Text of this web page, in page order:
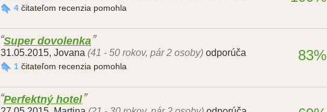
4 čitateľom recenzia pomohla
Super dovolenka
31.05.2015, Jovana (41 - 50 rokov, pár 2 osoby) odporúča
1 čitateľom recenzia pomohla
83%
Perfektný hotel